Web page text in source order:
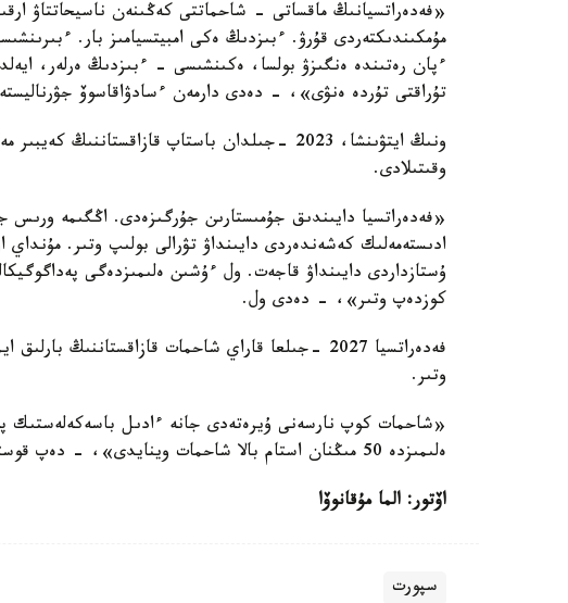
«فەدەراتسيانىڭ ماقساتى - شاحماتتى كەڭىنەن ناسيحاتتاۋ
مۇمكىندىكتەردى قۇرۋ. ءبىزدىڭ ەكى امبيتسيامىز بار.
ءپان رەتىندە ەنگىزۋ بولسا، ەكىنشىسى - ءبىزدىڭ ەرلەر،
تۇراقتى تۇردە ەنۋى»، - دەدى دارمەن ءسادۋاقاسوۆ
ونىڭ ايتۋىنشا، 2023 -جىلدان باستاپ
وقىتىلادى.
«فەدەراتسيا دايىندىق جۇمىستارىن جۇرگىزەدى. اڭگىمە ورىس
ادىستەمەلىك كەشەندەردى دايىنداۋ تۋرالى بولىپ وتىر.
ۇستازداردى دايىنداۋ قاجەت. ول ءۇشىن ەلىمىزدەگى
كوزدەپ وتىر»، - دەدى ول.
فەدەراتسيا 2027 -جىلعا قاراي شاحمات قازاقستاننىڭ
وتىر.
«شاحمات كوپ نارسەنى ۇيرەتەدى جانە ءادىل باسەكەلەستىك
ەلىمىزدە 50 مىڭنان استام بالا شاحمات وينايدى»، - دەپ قوستى ءسادۋاقاسوۆ.
اۆتور: الما مۇقانوۆا
سپورت